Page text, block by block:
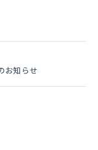
お知らせ